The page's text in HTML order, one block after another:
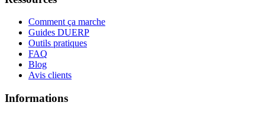
Comment ça marche
Guides DUERP
Outils pratiques
FAQ
Blog
Avis clients
Informations